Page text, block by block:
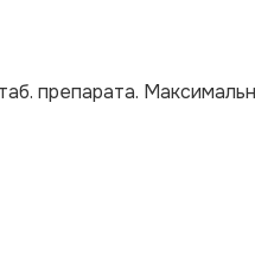
препарата.